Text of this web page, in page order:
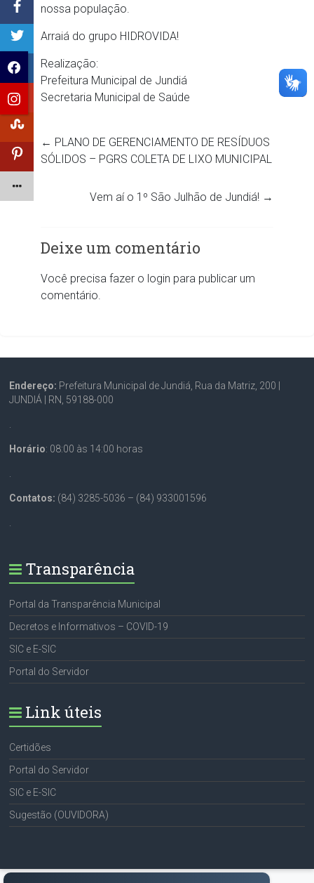
nossa população.
Arraiá do grupo HIDROVIDA!
Realização:
Prefeitura Municipal de Jundiá
Secretaria Municipal de Saúde
← PLANO DE GERENCIAMENTO DE RESÍDUOS
SÓLIDOS – PGRS COLETA DE LIXO MUNICIPAL
Vem aí o 1º São Julhão de Jundiá! →
Deixe um comentário
Você precisa fazer o login para publicar um
comentário.
Endereço: Prefeitura Municipal de Jundiá, Rua da Matriz, 200 |
JUNDIÁ | RN, 59188-000
.
Horário: 08:00 às 14:00 horas
.
Contatos: (84) 3285-5036 – (84) 933001596
.
Transparência
Portal da Transparência Municipal
Decretos e Informativos – COVID-19
SIC e E-SIC
Portal do Servidor
Link úteis
Certidões
Portal do Servidor
SIC e E-SIC
Sugestão (OUVIDORA)